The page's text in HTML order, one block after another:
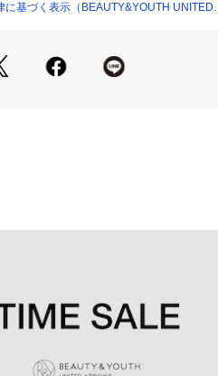
し、素材の美しさとミニマルなデザ
トパンツのご用意がございます。
のブランドタグ（US表記）のサイズ
ます。
に基づく表示（BEAUTY&YOUTH UNITED